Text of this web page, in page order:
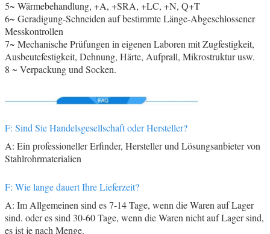
5~ Wärmebehandlung, +A, +SRA, +LC, +N, Q+T
6~ Geradigung-Schneiden auf bestimmte Länge-Abgeschlossener
Messkontrollen
7~ Mechanische Prüfungen in eigenen Laboren mit Zugfestigkeit,
Ausbeutefestigkeit, Dehnung, Härte, Aufprall, Mikrostruktur usw.
8 ~ Verpackung und Socken.
F: Sind Sie Handelsgesellschaft oder Hersteller?
A: Ein professioneller Erfinder, Hersteller und Lösungsanbieter von
Stahlrohrmaterialien
F: Wie lange dauert Ihre Lieferzeit?
A: Im Allgemeinen sind es 7-14 Tage, wenn die Waren auf Lager
sind. oder es sind 30-60 Tage, wenn die Waren nicht auf Lager sind,
es ist je nach Menge.